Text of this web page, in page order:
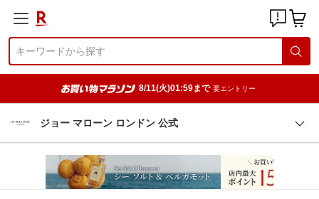
8/11(火)01:59まで 要エントリー
ジョー マローン ロンドン 公式